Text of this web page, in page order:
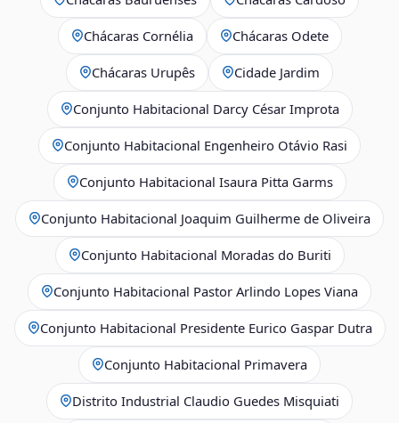
Chácaras Cornélia Chácaras Odete
Chácaras Urupês Cidade Jardim
Conjunto Habitacional Darcy César Improta
Conjunto Habitacional Engenheiro Otávio Rasi
Conjunto Habitacional Isaura Pitta Garms
Conjunto Habitacional Joaquim Guilherme de Oliveira
Conjunto Habitacional Moradas do Buriti
Conjunto Habitacional Pastor Arlindo Lopes Viana
Conjunto Habitacional Presidente Eurico Gaspar Dutra
Conjunto Habitacional Primavera
Distrito Industrial Claudio Guedes Misquiati